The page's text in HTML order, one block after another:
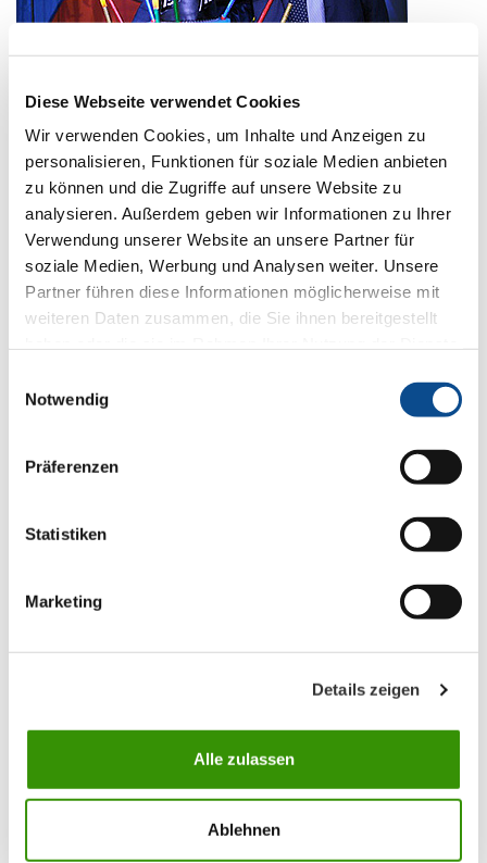
Diese Webseite verwendet Cookies
Wir verwenden Cookies, um Inhalte und Anzeigen zu
personalisieren, Funktionen für soziale Medien anbieten
zu können und die Zugriffe auf unsere Website zu
analysieren. Außerdem geben wir Informationen zu Ihrer
Verwendung unserer Website an unsere Partner für
soziale Medien, Werbung und Analysen weiter. Unsere
Partner führen diese Informationen möglicherweise mit
weiteren Daten zusammen, die Sie ihnen bereitgestellt
Notwendig
Präferenzen
Statistiken
Marketing
Details zeigen
Alle zulassen
Ablehnen